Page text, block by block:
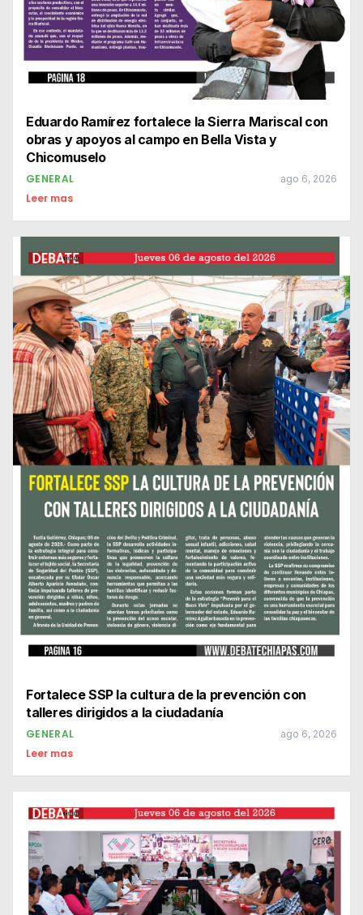
Eduardo Ramírez fortalece la Sierra Mariscal con
obras y apoyos al campo en Bella Vista y
Chicomuselo
GENERAL ago 6, 2026
Leer mas
Fortalece SSP la cultura de la prevención con
talleres dirigidos a la ciudadanía
GENERAL ago 6, 2026
Leer mas